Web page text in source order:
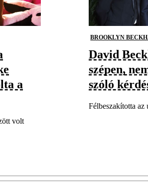
a
volt
BROOKLYN
David
szépen,
szóló
Félbeszakította az